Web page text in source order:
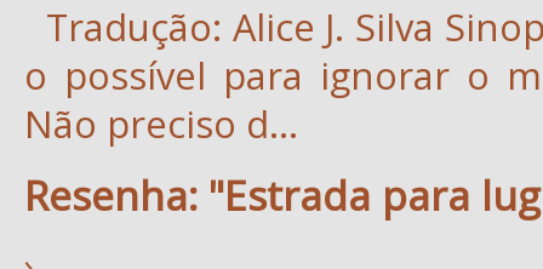
Tradução: Alice J. Silva
o possível para ignorar o
Não preciso d...
Resenha: "Estrada para